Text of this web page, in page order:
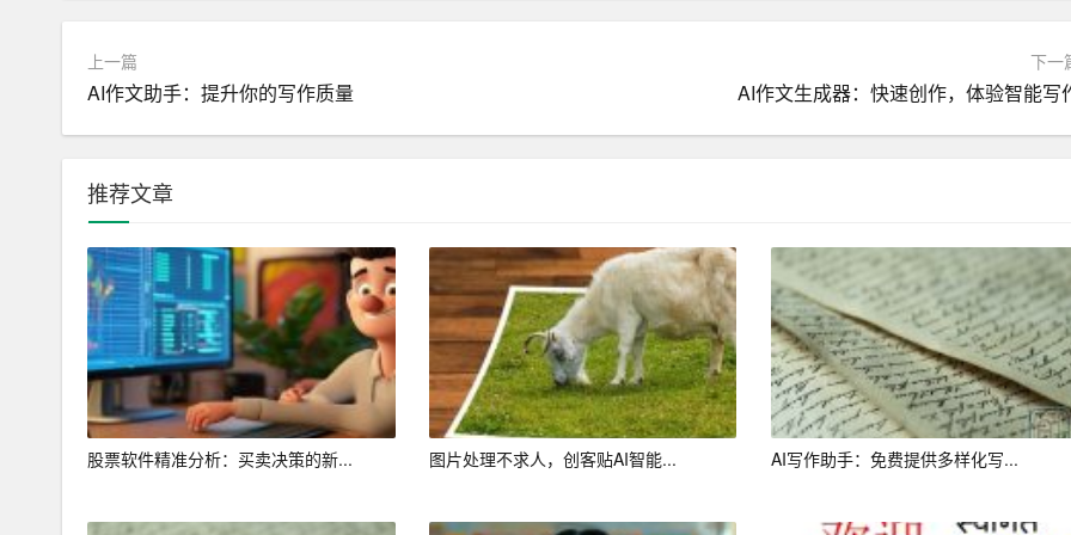
2. 降低写作门槛：AI写作助手使得写作变得更加简单，即使没有写作基础的用户，也可以通过输入关键词得到一
篇完整文章。这降低了写作门槛，让更多人参与到写作行业中来。
写作行业更加多元化。
4. 提高文章质量：AI写作助手具有自动纠错和推荐素材功能，有助于用户写出高质量的文章。此外，AI写作助手
还可以根据用户反馈，不断优化自己的写作能力，进一步提高文章质量。
四、未来发展趋势
随着人工智能技术的不断发展，AI写作助手在未来将会具有更强大的写作能力。我们可以预见，在未来：
1. 个性化写作：AI写作助手将能够根据用户的个性化需求，生成更加贴合用户需求的文章。
上一篇
AI作文助手：提升你的写作质量
下一
AI作文生成器：快速创作，体验智能写
推荐文章
股票软件精准分析：买卖决策的新... 图片处理不求人，创客贴AI智能... AI写作助手：免费提供多样化写...